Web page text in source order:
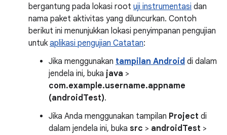
bergantung pada lokasi root uji instrumentasi dan
nama paket aktivitas yang diluncurkan. Contoh
berikut ini menunjukkan lokasi penyimpanan pengujian
untuk aplikasi pengujian Catatan:
Jika menggunakan tampilan Android di dalam
jendela ini, buka java >
com.example.username.appname
(androidTest).
Jika Anda menggunakan tampilan Project di
dalam jendela ini, buka src > androidTest >